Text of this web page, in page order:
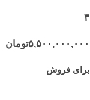
۳
۵,۵۰۰,۰۰۰,۰۰۰تومان
برای فروش